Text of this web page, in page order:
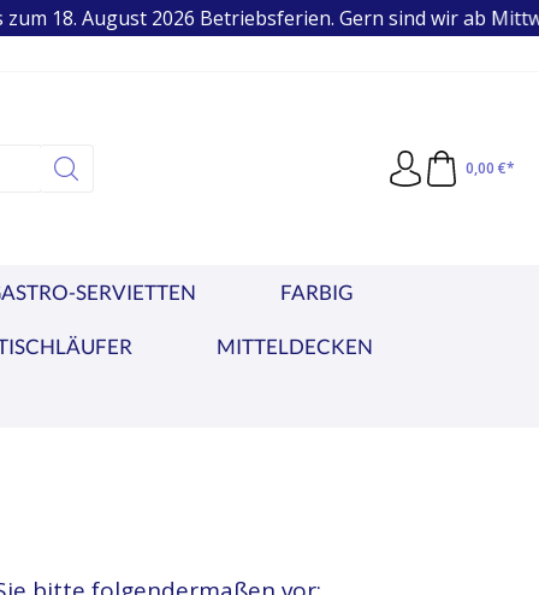
€ VERKAUF AN PRIVAT & GEWERBE
18. August 2026 Betriebsferien. Gern sind wir ab
0,00 €*
SERVIETTEN FARBIG
MITTELDECKEN